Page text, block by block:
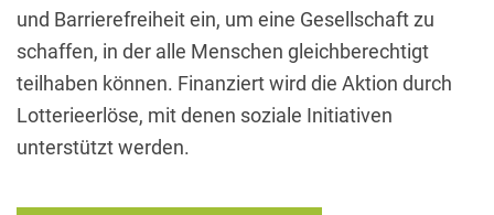
und Barrierefreiheit ein, um eine Gesellschaft zu
schaffen, in der alle Menschen gleichberechtigt
teilhaben können. Finanziert wird die Aktion durch
Lotterieerlöse, mit denen soziale Initiativen
unterstützt werden.